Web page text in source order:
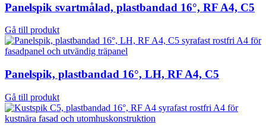
Panelspik svartmålad, plastbandad 16°, RF A4, C5
Gå till produkt
Panelspik, plastbandad 16°, LH, RF A4, C5
Gå till produkt